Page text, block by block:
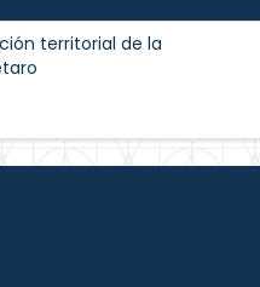
territorial de la